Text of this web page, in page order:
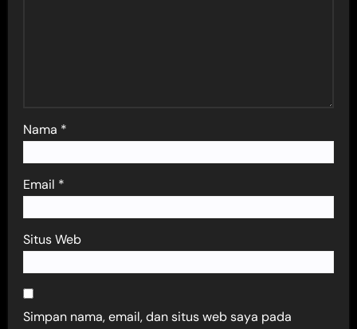
Nama *
Email *
Situs Web
Simpan nama, email, dan situs web saya pada